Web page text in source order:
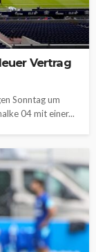
Vertrag
Sonntag um
04 mit einer...